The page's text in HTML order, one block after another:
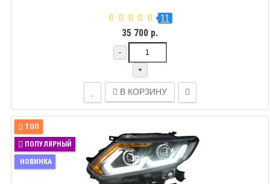
11
35 700 р.
-
+
В КОРЗИНУ
ТОП
ПОПУЛЯРНЫЙ
НОВИНКА